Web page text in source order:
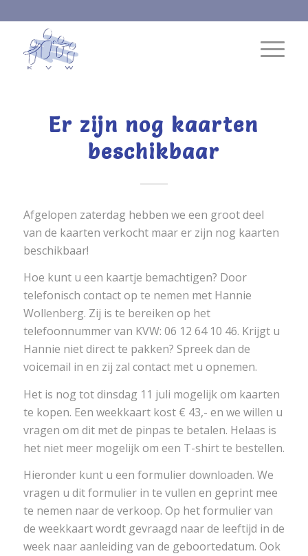
Er zijn nog kaarten
beschikbaar
Afgelopen zaterdag hebben we een groot deel
van de kaarten verkocht maar er zijn nog kaarten
beschikbaar!
Hoe kunt u een kaartje bemachtigen? Door
telefonisch contact op te nemen met Hannie
Wollenberg. Zij is te bereiken op het
telefoonnummer van KVW: 06 12 64 10 46. Krijgt u
Hannie niet direct te pakken? Spreek dan de
voicemail in en zij zal contact met u opnemen.
Het is nog tot dinsdag 11 juli mogelijk om kaarten
te kopen. Een weekkaart kost € 43,- en we willen u
vragen om dit met de pinpas te betalen. Helaas is
het niet meer mogelijk om een T-shirt te bestellen.
Hieronder kunt u een formulier downloaden. We
vragen u dit formulier in te vullen en geprint mee
te nemen naar de verkoop. Op het formulier van
de weekkaart wordt gevraagd naar de leeftijd in de
week naar aanleiding van de geboortedatum. Ook